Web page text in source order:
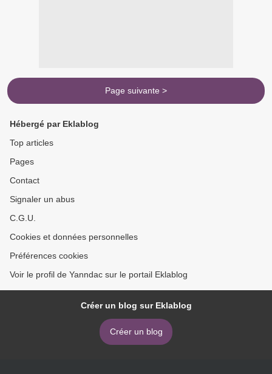
Page suivante >
Hébergé par Eklablog
Top articles
Pages
Contact
Signaler un abus
C.G.U.
Cookies et données personnelles
Préférences cookies
Voir le profil de Yanndac sur le portail Eklablog
Créer un blog sur Eklablog
Créer un blog